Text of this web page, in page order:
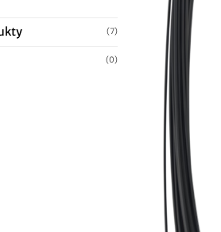
(7)
(0)